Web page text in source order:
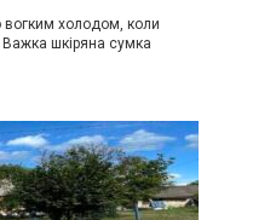
вогким холодом, коли
шкіряна сумка